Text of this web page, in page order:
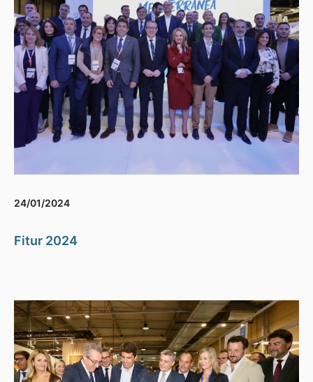
24/01/2024
Fitur 2024